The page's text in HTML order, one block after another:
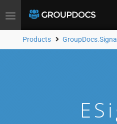
Toggle
Products